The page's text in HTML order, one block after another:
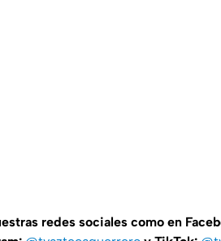
redes sociales como en